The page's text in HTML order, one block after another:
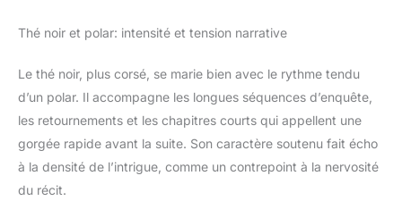
Thé noir et polar: intensité et tension narrative
Le thé noir, plus corsé, se marie bien avec le rythme tendu
d’un polar. Il accompagne les longues séquences d’enquête,
les retournements et les chapitres courts qui appellent une
gorgée rapide avant la suite. Son caractère soutenu fait écho
à la densité de l’intrigue, comme un contrepoint à la nervosité
du récit.